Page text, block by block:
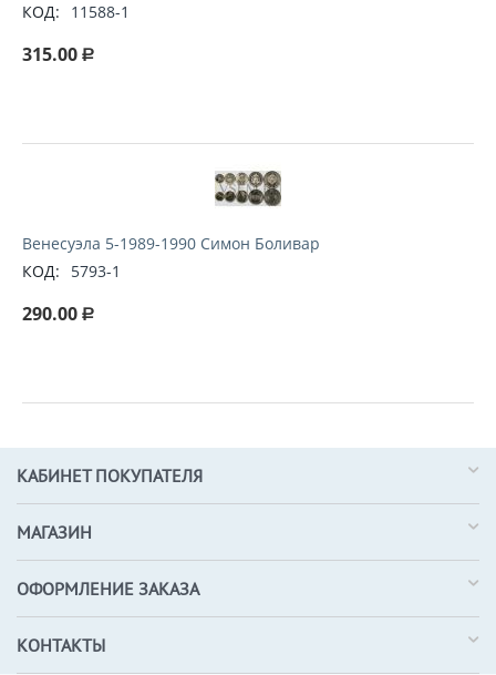
КОД:
11588-1
315.00 Р
Венесуэла 5-1989-1990 Симон Боливар
КОД:
5793-1
290.00 Р
КАБИНЕТ ПОКУПАТЕЛЯ
МАГАЗИН
ОФОРМЛЕНИЕ ЗАКАЗА
КОНТАКТЫ